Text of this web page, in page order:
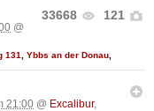
33668 121
@
131 Ybbs an der Donau
21:00 @ Excalibur,